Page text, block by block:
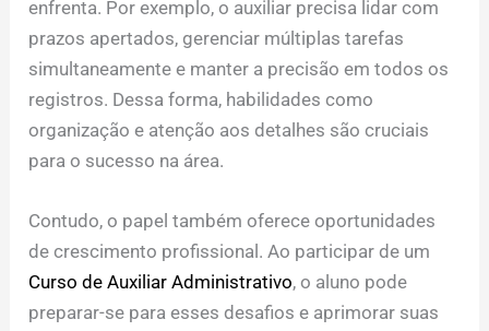
enfrenta. Por exemplo, o auxiliar precisa lidar com
prazos apertados, gerenciar múltiplas tarefas
simultaneamente e manter a precisão em todos os
registros. Dessa forma, habilidades como
organização e atenção aos detalhes são cruciais
para o sucesso na área.
Contudo, o papel também oferece oportunidades
de crescimento profissional. Ao participar de um
Curso de Auxiliar Administrativo, o aluno pode
preparar-se para esses desafios e aprimorar suas